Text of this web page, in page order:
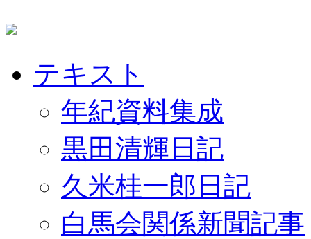
テキスト
年紀資料集成
黒田清輝日記
久米桂一郎日記
白馬会関係新聞記事